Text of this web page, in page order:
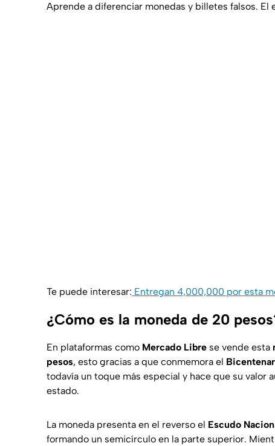
Aprende a diferenciar monedas y billetes falsos. El
Te puede interesar: Entregan 4,000,000 por esta
¿Cómo es la moneda de 20
En plataformas como Mercado Libre se vende esta
pesos, esto gracias a que conmemora el
todavía un toque más especial y hace que su valor
estado.
La moneda presenta en el reverso el Escudo
formando un semicírculo en la parte superior.